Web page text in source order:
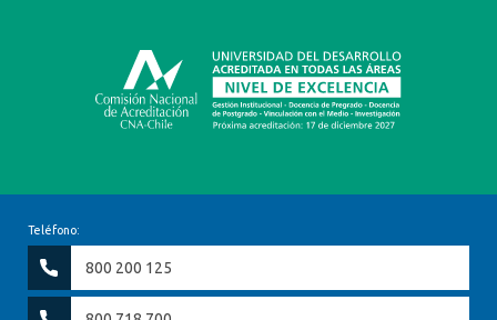
Teléfono:
800 200 125